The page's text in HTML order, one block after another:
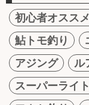
初心者オススメ
鮎トモ釣り
アジング
ル
スーパーライ